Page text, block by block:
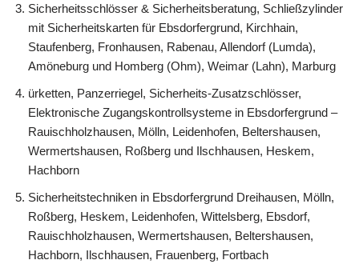
Sicherheitsschlösser & Sicherheitsberatung, Schließzylinder
mit Sicherheitskarten für Ebsdorfergrund, Kirchhain,
Staufenberg, Fronhausen, Rabenau, Allendorf (Lumda),
Amöneburg und Homberg (Ohm), Weimar (Lahn), Marburg
ürketten, Panzerriegel, Sicherheits-Zusatzschlösser,
Elektronische Zugangskontrollsysteme in Ebsdorfergrund –
Rauischholzhausen, Mölln, Leidenhofen, Beltershausen,
Wermertshausen, Roßberg und Ilschhausen, Heskem,
Hachborn
Sicherheitstechniken in Ebsdorfergrund Dreihausen, Mölln,
Roßberg, Heskem, Leidenhofen, Wittelsberg, Ebsdorf,
Rauischholzhausen, Wermertshausen, Beltershausen,
Hachborn, Ilschhausen, Frauenberg, Fortbach